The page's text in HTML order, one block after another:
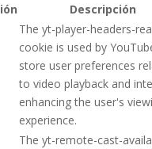
Descripción
The yt-player-headers-
cookie is used by
store user preferences
to video playback and
enhancing the user's
experience.
The yt-remote-cast-